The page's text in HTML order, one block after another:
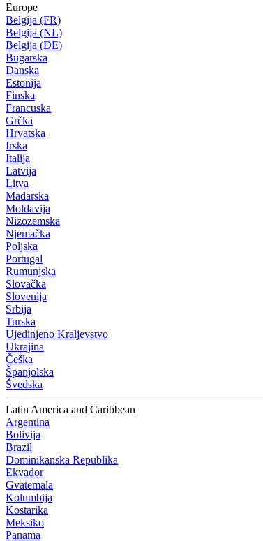
Europe
Belgija (FR)
Belgija (NL)
Belgija (DE)
Bugarska
Danska
Estonija
Finska
Francuska
Grčka
Hrvatska
Irska
Italija
Latvija
Litva
Mađarska
Moldavija
Nizozemska
Njemačka
Poljska
Portugal
Rumunjska
Slovačka
Slovenija
Srbija
Turska
Ujedinjeno Kraljevstvo
Ukrajina
Češka
Španjolska
Švedska
Latin America and Caribbean
Argentina
Bolivija
Brazil
Dominikanska Republika
Ekvador
Gvatemala
Kolumbija
Kostarika
Meksiko
Panama